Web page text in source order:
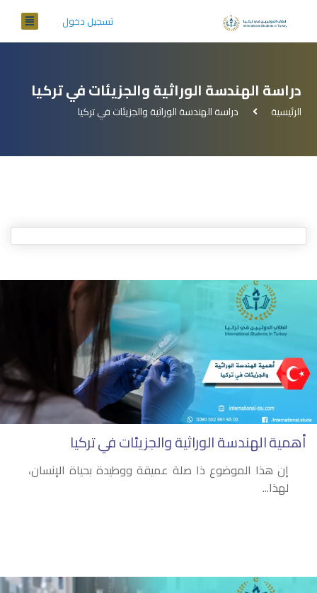
تسجيل دخول
دراسة الهندسة الوراثية والجزيئات في تركيا
الرئيسية دراسة الهندسة الوراثية والجزيئات في تركيا
أهمية الهندسة الوراثية والجزيئات في تركيا
إن هذا الموضوع ذا صلة عميقة ووطيدة بحياة الإنسان،
لهذا...